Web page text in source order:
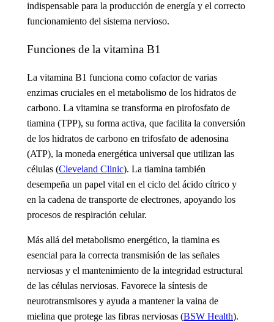
indispensable para la producción de energía y el correcto
funcionamiento del sistema nervioso.
Funciones de la vitamina B1
La vitamina B1 funciona como cofactor de varias
enzimas cruciales en el metabolismo de los hidratos de
carbono. La vitamina se transforma en pirofosfato de
tiamina (TPP), su forma activa, que facilita la conversión
de los hidratos de carbono en trifosfato de adenosina
(ATP), la moneda energética universal que utilizan las
células (Cleveland Clinic). La tiamina también
desempeña un papel vital en el ciclo del ácido cítrico y
en la cadena de transporte de electrones, apoyando los
procesos de respiración celular.
Más allá del metabolismo energético, la tiamina es
esencial para la correcta transmisión de las señales
nerviosas y el mantenimiento de la integridad estructural
de las células nerviosas. Favorece la síntesis de
neurotransmisores y ayuda a mantener la vaina de
mielina que protege las fibras nerviosas (BSW Health).